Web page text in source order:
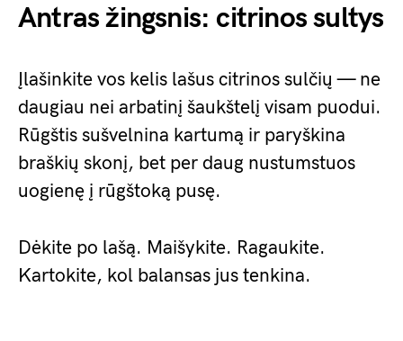
Antras žingsnis: citrinos sultys
Įlašinkite vos kelis lašus citrinos sulčių — ne
daugiau nei arbatinį šaukštelį visam puodui.
Rūgštis sušvelnina kartumą ir paryškina
braškių skonį, bet per daug nustumstuos
uogienę į rūgštoką pusę.
Dėkite po lašą. Maišykite. Ragaukite.
Kartokite, kol balansas jus tenkina.